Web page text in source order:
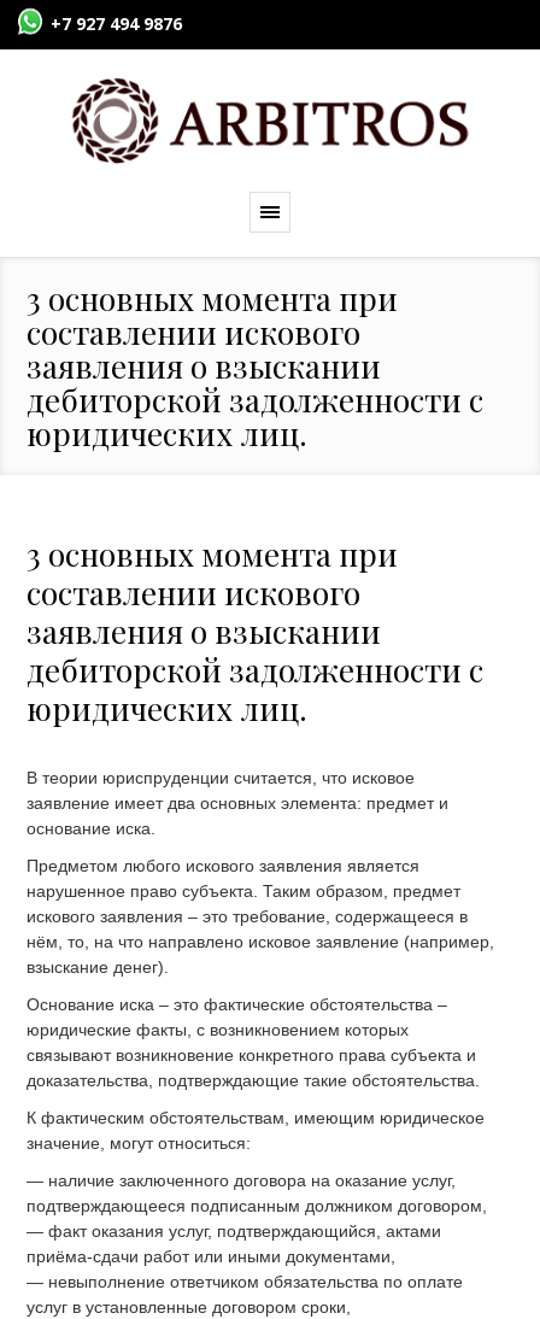
+7 927 494 9876
3 основных момента при
составлении искового
заявления о взыскании
дебиторской задолженности с
юридических лиц.
3 основных момента при
составлении искового
заявления о взыскании
дебиторской задолженности с
юридических лиц.
В теории юриспруденции считается, что исковое
заявление имеет два основных элемента: предмет и
основание иска.
Предметом любого искового заявления является
нарушенное право субъекта. Таким образом, предмет
искового заявления – это требование, содержащееся в
нём, то, на что направлено исковое заявление (например,
взыскание денег).
Основание иска – это фактические обстоятельства –
юридические факты, с возникновением которых
связывают возникновение конкретного права субъекта и
доказательства, подтверждающие такие обстоятельства.
К фактическим обстоятельствам, имеющим юридическое
значение, могут относиться:
— наличие заключенного договора на оказание услуг,
подтверждающееся подписанным должником договором,
— факт оказания услуг, подтверждающийся, актами
приёма-сдачи работ или иными документами,
— невыполнение ответчиком обязательства по оплате
услуг в установленные договором сроки,